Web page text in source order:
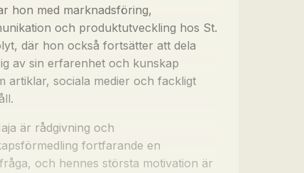
hon med marknadsföring,
och produktutveckling hos St.
där hon också fortsätter att dela
av sin erfarenhet och kunskap
artiklar, sociala medier och fackligt
är rådgivning och
fortfarande en
och hennes största motivation är